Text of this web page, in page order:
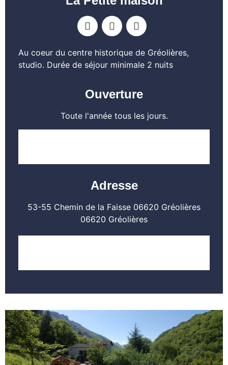
Au coeur du centre historique de Gréolières,
studio. Durée de séjour minimale 2 nuits
Ouverture
Toute l'année tous les jours.
Adresse
53-55 Chemin de la Faisse 06620 Gréolières
06620 Gréolières